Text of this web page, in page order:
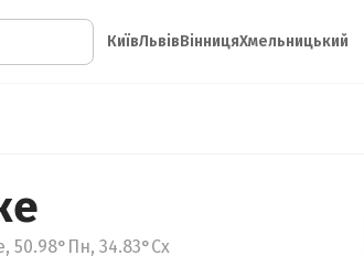
КиївЛьвівВінницяХмельницький
50.98°Пн, 34.83°Сх